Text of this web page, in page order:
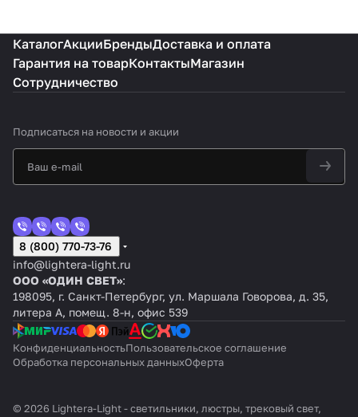
КаталогАкцииБрендыДоставка и оплата
Гарантия на товарКонтактыМагазин
Сотрудничество
Подписаться на новости и акции
8 (800) 770-73-76
info@lightera-light.ru
ООО «ОДИН СВЕТ»:
198095, г. Санкт-Петербург, ул. Маршала Говорова, д. 35,
литера А, помещ. 8-н, офис 539
КонфиденциальностьПользовательское соглашение
Обработка персональных данныхОферта
© 2026 Lightera-Light - светильники, люстры, трековый свет,